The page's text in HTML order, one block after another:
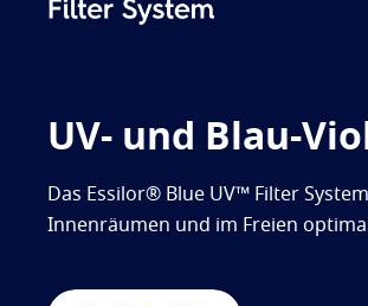
UV- und Blau-
Das Essilor® Blue UV™ Filter
Innenräumen und im Freien